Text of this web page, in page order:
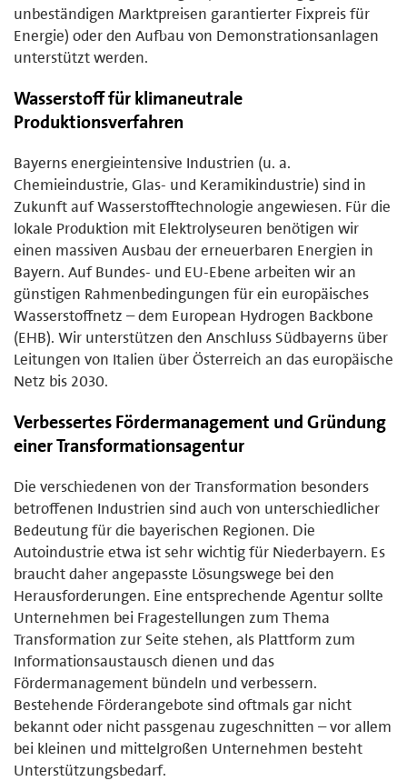
unbeständigen Marktpreisen garantierter Fixpreis für
Energie) oder den Aufbau von Demonstrationsanlagen
unterstützt werden.
Wasserstoff für klimaneutrale
Produktionsverfahren
Bayerns energieintensive Industrien (u. a.
Chemieindustrie, Glas- und Keramikindustrie) sind in
Zukunft auf Wasserstofftechnologie angewiesen. Für die
lokale Produktion mit Elektrolyseuren benötigen wir
einen massiven Ausbau der erneuerbaren Energien in
Bayern. Auf Bundes- und EU-Ebene arbeiten wir an
günstigen Rahmenbedingungen für ein europäisches
Wasserstoffnetz – dem European Hydrogen Backbone
(EHB). Wir unterstützen den Anschluss Südbayerns über
Leitungen von Italien über Österreich an das europäische
Netz bis 2030.
Verbessertes Fördermanagement und Gründung
einer Transformationsagentur
Die verschiedenen von der Transformation besonders
betroffenen Industrien sind auch von unterschiedlicher
Bedeutung für die bayerischen Regionen. Die
Autoindustrie etwa ist sehr wichtig für Niederbayern. Es
braucht daher angepasste Lösungswege bei den
Herausforderungen. Eine entsprechende Agentur sollte
Unternehmen bei Fragestellungen zum Thema
Transformation zur Seite stehen, als Plattform zum
Informationsaustausch dienen und das
Fördermanagement bündeln und verbessern.
Bestehende Förderangebote sind oftmals gar nicht
bekannt oder nicht passgenau zugeschnitten – vor allem
bei kleinen und mittelgroßen Unternehmen besteht
Unterstützungsbedarf.